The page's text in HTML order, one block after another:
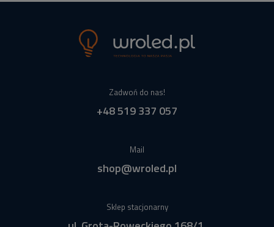
Zadwoń do nas!
+48 519 337 057
Mail
shop@wroled.pl
Sklep stacjonarny